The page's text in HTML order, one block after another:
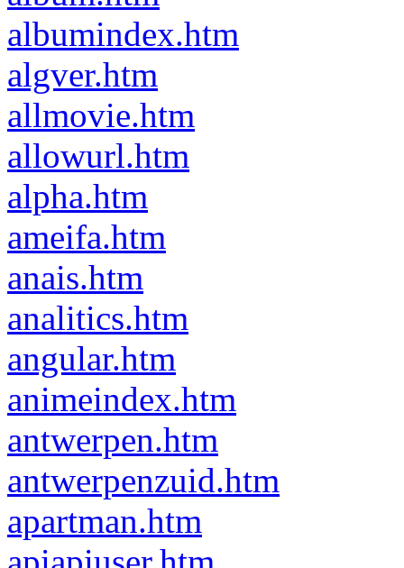
albumindex.htm
algver.htm
allmovie.htm
allowurl.htm
alpha.htm
ameifa.htm
anais.htm
analitics.htm
angular.htm
animeindex.htm
antwerpen.htm
antwerpenzuid.htm
apartman.htm